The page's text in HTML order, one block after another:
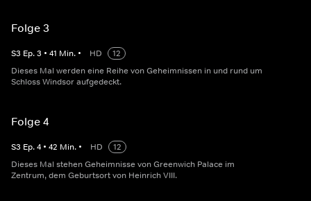
Folge 3
S3 Ep.3 • 41 Min. • HD
12
Dieses Mal werden eine Reihe von Geheimnissen in und rund um
Schloss Windsor aufgedeckt.
Folge 4
S3 Ep.4 • 42 Min. • HD
12
Dieses Mal stehen Geheimnisse von Greenwich Palace im
Zentrum, dem Geburtsort von Heinrich VIII.